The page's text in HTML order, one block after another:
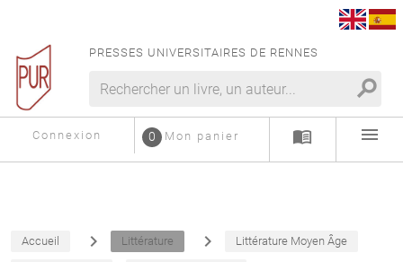
PRESSES UNIVERSITAIRES DE RENNES
search
Connexion Mon panier
0 menu_book menu
Accueil navigate_next Littérature navigate_next Littérature Moyen Âge